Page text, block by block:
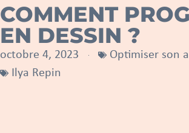
COMMENT
EN DESSIN ?
octobre 4, 2023
Optimiser son
Ilya Repin